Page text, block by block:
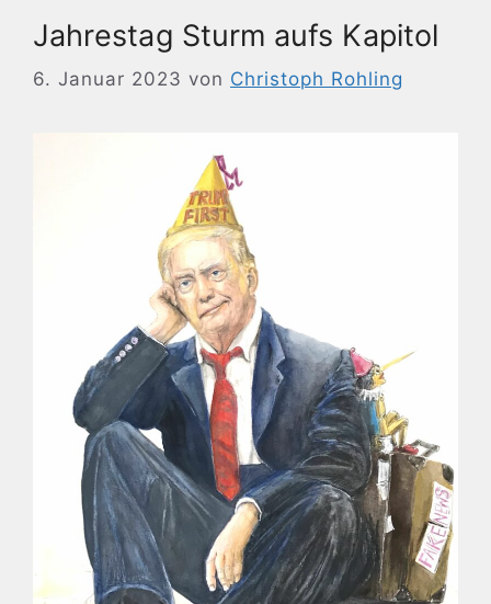
Jahrestag Sturm aufs Kapitol
6. Januar 2023 von Christoph Rohling